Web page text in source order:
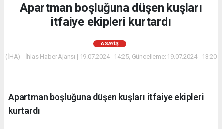
Apartman boşluğuna düşen kuşları
itfaiye ekipleri kurtardı
ASAYIŞ
(İHA) - İhlas Haber Ajansı | 19.07.2024 - 14:25, Güncelleme: 19.07.2024 - 13:20
Apartman boşluğuna düşen kuşları itfaiye ekipleri
kurtardı